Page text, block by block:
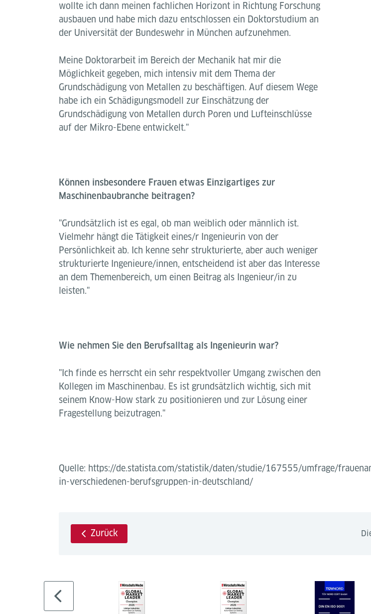
wollte ich dann meinen fachlichen Horizont in Richtung Forschung
ausbauen und habe mich dazu entschlossen ein Doktorstudium an
der Universität der Bundeswehr in München aufzunehmen.
Meine Doktorarbeit im Bereich der Mechanik hat mir die
Möglichkeit gegeben, mich intensiv mit dem Thema der
Grundschädigung von Metallen zu beschäftigen. Auf diesem Wege
habe ich ein Schädigungsmodell zur Einschätzung der
Grundschädigung von Metallen durch Poren und Lufteinschlüsse
auf der Mikro-Ebene entwickelt."
Können insbesondere Frauen etwas Einzigartiges zur
Maschinenbaubranche beitragen?
"Grundsätzlich ist es egal, ob man weiblich oder männlich ist.
Vielmehr hängt die Tätigkeit eines/r Ingenieurin von der
Persönlichkeit ab. Ich kenne sehr strukturierte, aber auch weniger
strukturierte Ingenieure/innen, entscheidend ist aber das Interesse
an dem Themenbereich, um einen Beitrag als Ingenieur/in zu
leisten."
Wie nehmen Sie den Berufsalltag als Ingenieurin war?
"Ich finde es herrscht ein sehr respektvoller Umgang zwischen den
Kollegen im Maschinenbau. Es ist grundsätzlich wichtig, sich mit
seinem Know-How stark zu positionieren und zur Lösung einer
Fragestellung beizutragen."
Quelle: https://de.statista.com/statistik/daten/studie/167555/umfrage/
in-verschiedenen-berufsgruppen-in-deutschland/
Zurück